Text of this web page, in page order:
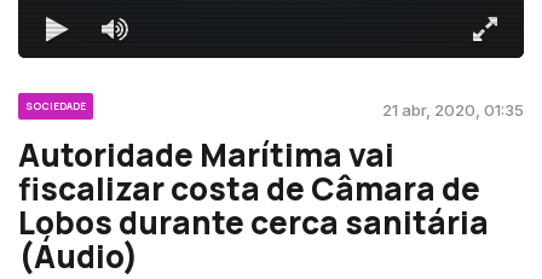
SOCIEDADE 21 abr, 2020, 01:35
Autoridade Marítima vai
fiscalizar costa de Câmara de
Lobos durante cerca sanitária
(Áudio)